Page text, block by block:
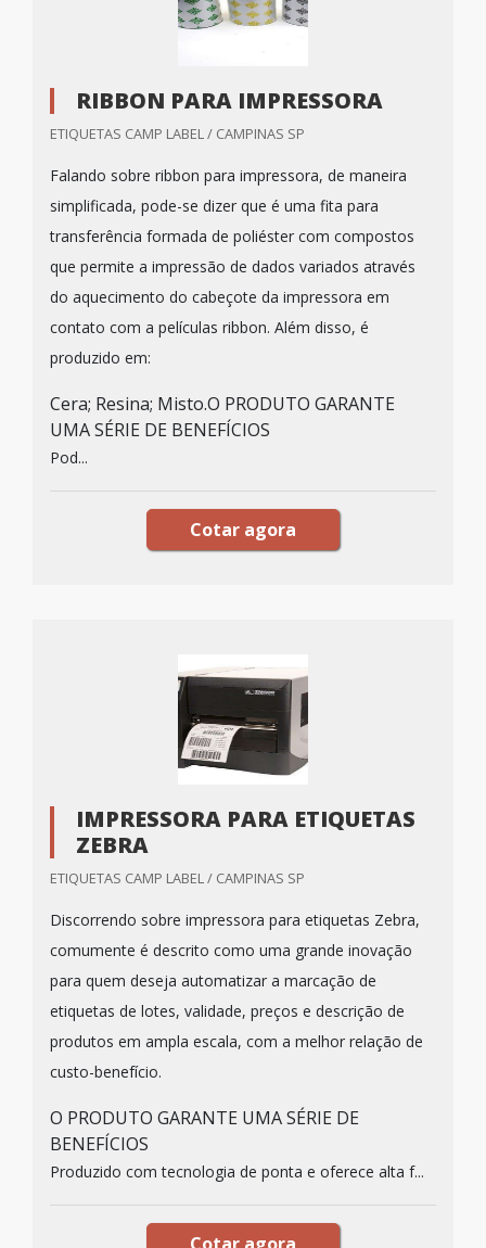
RIBBON PARA IMPRESSORA
ETIQUETAS CAMP LABEL / CAMPINAS SP
Falando sobre ribbon para impressora, de maneira
simplificada, pode-se dizer que é uma fita para
transferência formada de poliéster com compostos
que permite a impressão de dados variados através
do aquecimento do cabeçote da impressora em
contato com a películas ribbon. Além disso, é
produzido em:
Cera; Resina; Misto.O PRODUTO GARANTE
UMA SÉRIE DE BENEFÍCIOS
Pod...
Cotar agora
IMPRESSORA PARA ETIQUETAS
ZEBRA
ETIQUETAS CAMP LABEL / CAMPINAS SP
Discorrendo sobre impressora para etiquetas Zebra,
comumente é descrito como uma grande inovação
para quem deseja automatizar a marcação de
etiquetas de lotes, validade, preços e descrição de
produtos em ampla escala, com a melhor relação de
custo-benefício.
O PRODUTO GARANTE UMA SÉRIE DE
BENEFÍCIOS
Produzido com tecnologia de ponta e oferece alta f...